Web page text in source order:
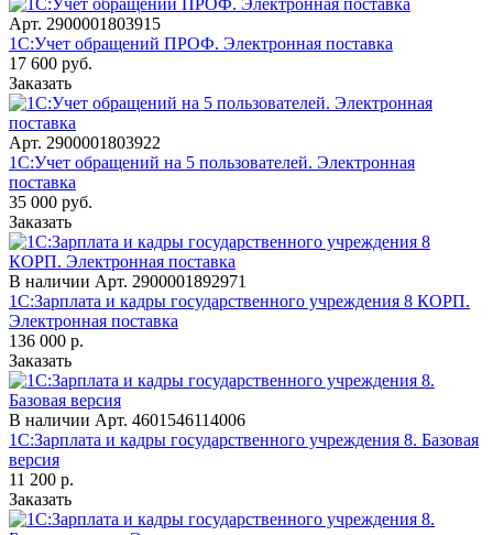
Арт. 2900001803915
1С:Учет обращений ПРОФ. Электронная поставка
17 600 руб.
Заказать
Арт. 2900001803922
1С:Учет обращений на 5 пользователей. Электронная
поставка
35 000 руб.
Заказать
В наличии Арт. 2900001892971
1С:Зарплата и кадры государственного учреждения 8 КОРП.
Электронная поставка
136 000 р.
Заказать
В наличии Арт. 4601546114006
1С:Зарплата и кадры государственного учреждения 8. Базовая
версия
11 200 р.
Заказать